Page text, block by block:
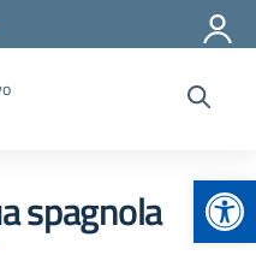
spagnola